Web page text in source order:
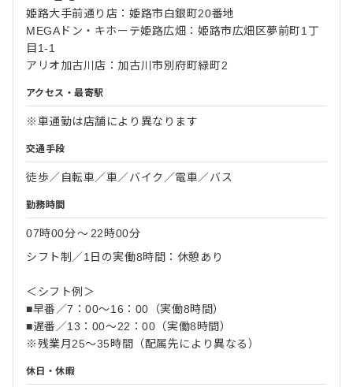
姫路大手前通り店：姫路市白銀町20番地
MEGAドン・キホーテ姫路広畑：姫路市広畑区夢前町1丁
目1-1
アリオ加古川店：加古川市別府町緑町2
アクセス・最寄駅
※車通勤は店舗により異なります
交通手段
徒歩／自転車／車／バイク／電車／バス
勤務時間
07時00分〜22時00分
シフト制／1日の実働8時間：休憩あり
＜シフト例＞
■早番／7：00～16：00（実働8時間）
■遅番／13：00～22：00（実働8時間）
※残業月25～35時間（配属先により異なる）
休日・休暇